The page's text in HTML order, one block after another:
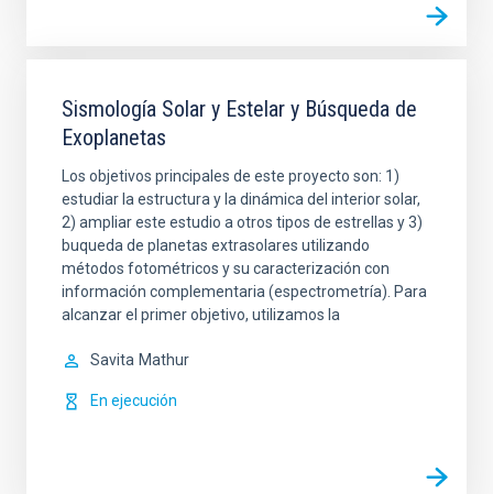
Sismología Solar y Estelar y Búsqueda de
Exoplanetas
Los objetivos principales de este proyecto son: 1)
estudiar la estructura y la dinámica del interior solar,
2) ampliar este estudio a otros tipos de estrellas y 3)
buqueda de planetas extrasolares utilizando
métodos fotométricos y su caracterización con
información complementaria (espectrometría). Para
alcanzar el primer objetivo, utilizamos la
Savita Mathur
En ejecución